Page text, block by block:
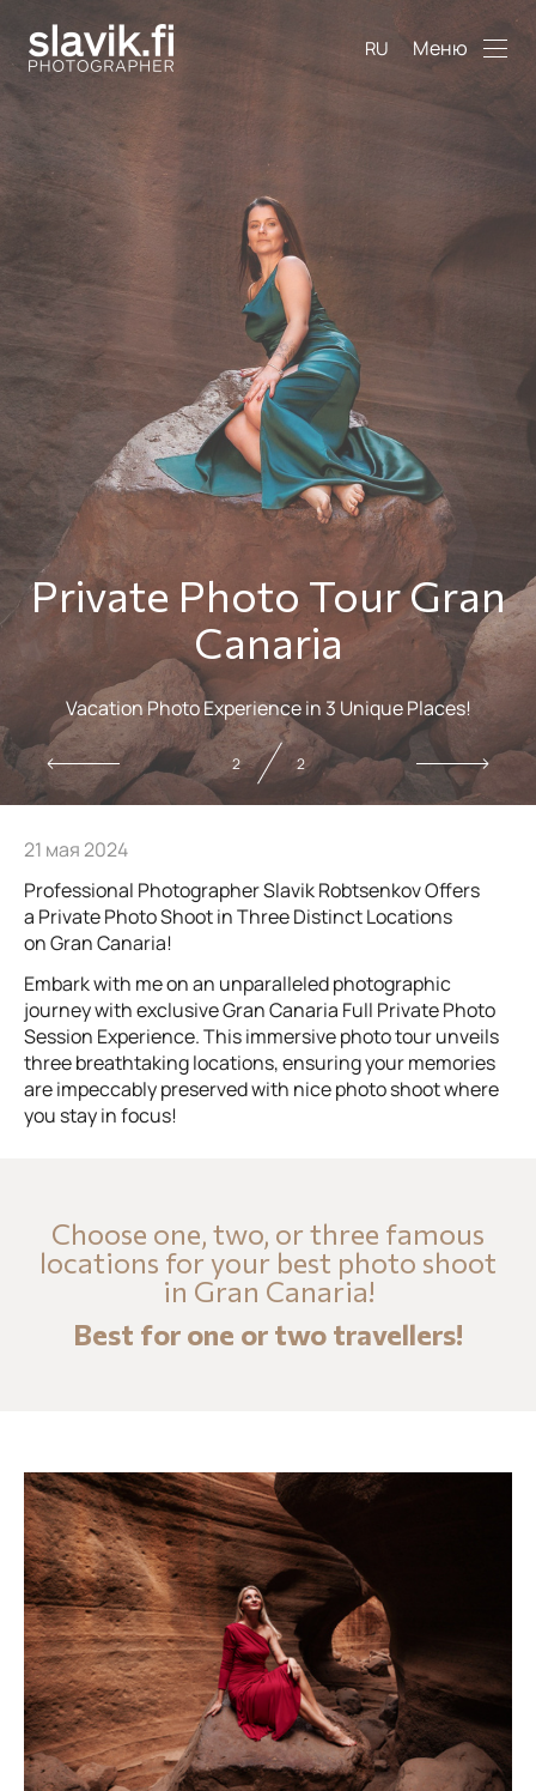
RU Меню
Private Photo Tour Gran
Canaria
Vacation Photo Experience in 3 Unique Places!
2 2
21 мая 2024
Professional Photographer Slavik Robtsenkov Offers
a Private Photo Shoot in Three Distinct Locations
on Gran Canaria!
Embark with me on an unparalleled photographic
journey with exclusive Gran Canaria Full Private Photo
Session Experience. This immersive photo tour unveils
three breathtaking locations, ensuring your memories
are impeccably preserved with nice photo shoot where
you stay in focus!
Choose one, two, or three famous
locations for your best photo shoot
in Gran Canaria!
Best for one or two travellers!